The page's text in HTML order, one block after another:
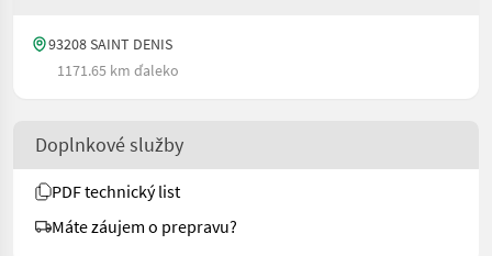
93208 SAINT DENIS
1171.65 km ďaleko
Doplnkové služby
PDF technický list
Máte záujem o prepravu?